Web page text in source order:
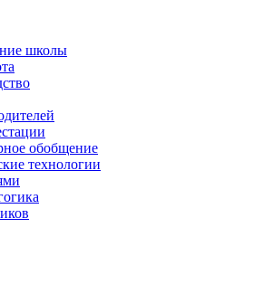
школы
обобщение
технологии